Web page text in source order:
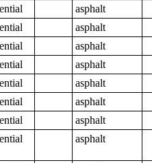
asphalt
asphalt
asphalt
asphalt
asphalt
asphalt
asphalt
asphalt